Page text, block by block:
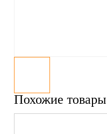
Похожие товары